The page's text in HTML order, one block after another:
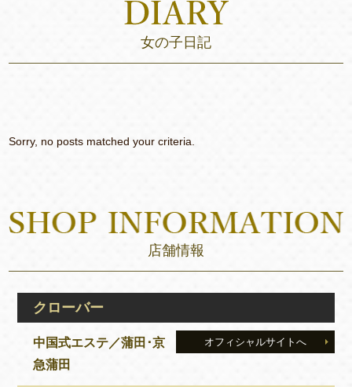
女の子日記
Sorry, no posts matched your criteria.
店舗情報
クローバー
オフィシャルサイトへ
中国式エステ／蒲田･京
急蒲田